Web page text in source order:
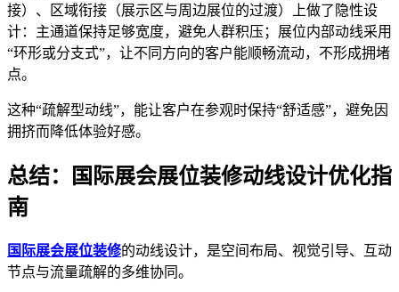
接）、区域衔接（展示区与周边展位的过渡）上做了隐性设
计：主通道保持足够宽度，避免人群积压；展位内部动线采用
“环形或分支式”，让不同方向的客户能顺畅流动，不形成拥堵
点。
这种“疏解型动线”，能让客户在参观时保持“舒适感”，避免因
拥挤而降低体验好感。
总结：国际展会展位装修动线设计优化指
南
国际展会展位装修的动线设计，是空间布局、视觉引导、互动
节点与流量疏解的多维协同。